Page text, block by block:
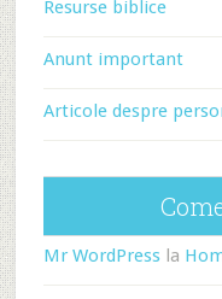
Resurse biblice
Anunt important
Articole despre
Mr WordPressla